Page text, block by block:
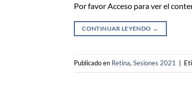
Por favor Acceso para ver el
CONTINUAR LEYENDO →
Publicado en Retina,Sesiones 2021